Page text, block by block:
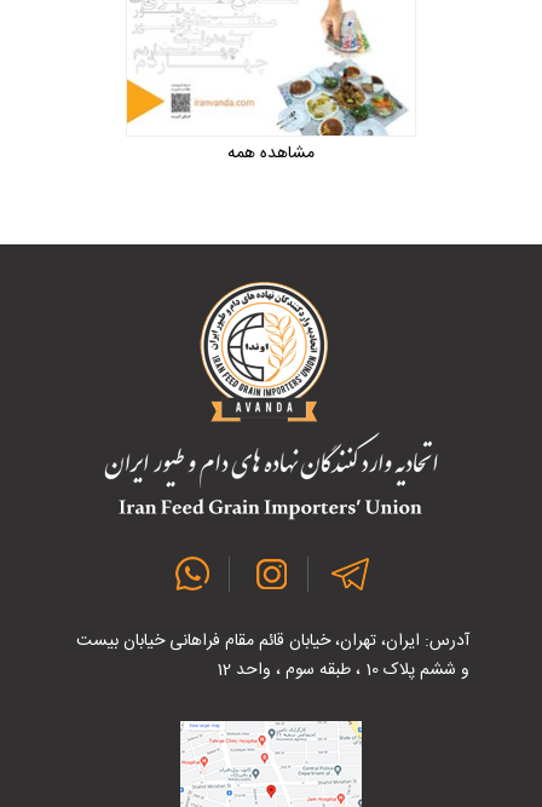
مشاهده همه
آدرس: ایران، تهران، خیابان قائم مقام فراهانی خیابان بیست
و ششم پلاک 10 ، طبقه سوم ، واحد 12